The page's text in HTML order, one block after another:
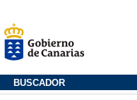
BUSCADOR